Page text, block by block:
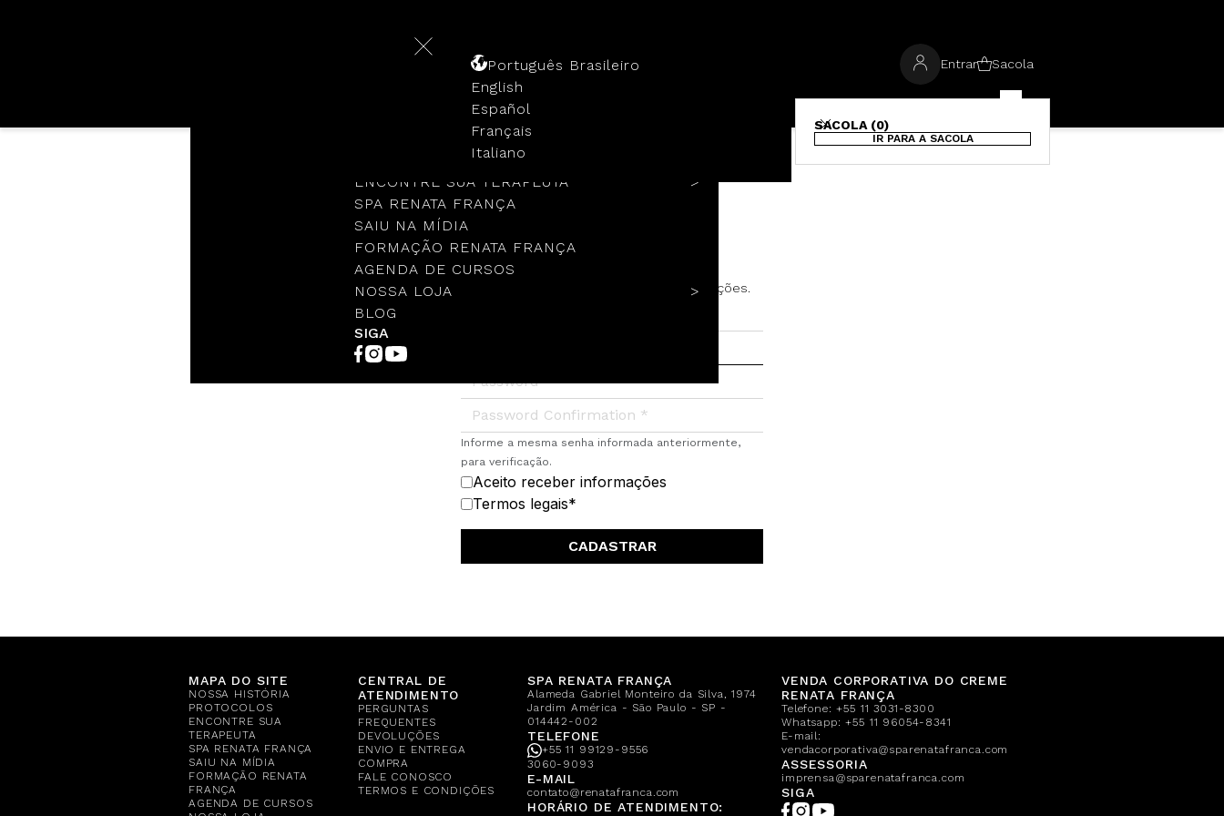
NOSSA HISTÓRIA
ENCONTRE SUA TERAPEUTA
SPA RENATA FRANÇA
SAIU NA MÍDIA
FORMAÇÃO RENATA FRANÇA
AGENDA DE CURSOS
NOSSA LOJA
BLOG
SIGA
Português Brasileiro
English
Español
Français
Italiano
Entrar Sacola
SACOLA (0)
IR PARA A SACOLA
Preencha os campos com suas informações.
Informe a mesma senha informada anteriormente,
para verificação.
Aceito receber informações
Termos legais*
MAPA DO SITE
NOSSA HISTÓRIA
PROTOCOLOS
ENCONTRE SUA
TERAPEUTA
SPA RENATA FRANÇA
SAIU NA MÍDIA
FORMAÇÃO RENATA
FRANÇA
AGENDA DE CURSOS
CENTRAL DE
ATENDIMENTO
PERGUNTAS
FREQUENTES
DEVOLUÇÕES
ENVIO E ENTREGA
COMPRA
FALE CONOSCO
TERMOS E CONDIÇÕES
SPA RENATA FRANÇA
Alameda Gabriel Monteiro da Silva, 1974
Jardim América - São Paulo - SP -
014442-002
TELEFONE
+55 11 99129-9556
3060-9093
E-MAIL
contato@renatafranca.com
HORÁRIO DE ATENDIMENTO:
VENDA CORPORATIVA DO CREME
RENATA FRANÇA
Telefone:+55 11 3031-8300
Whatsapp:+55 11 96054-8341
E-mail:
vendacorporativa@sparenatafranca.com
ASSESSORIA
imprensa@sparenatafranca.com
SIGA